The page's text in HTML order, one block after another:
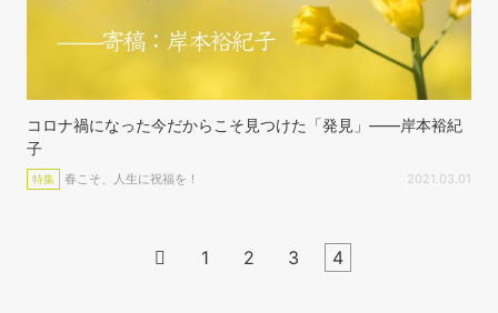
コロナ禍になった今だからこそ見つけた「発見」——岸本裕紀
子
特集 春こそ、人生に祝福を！ 2021.03.01
 1 2 3 4